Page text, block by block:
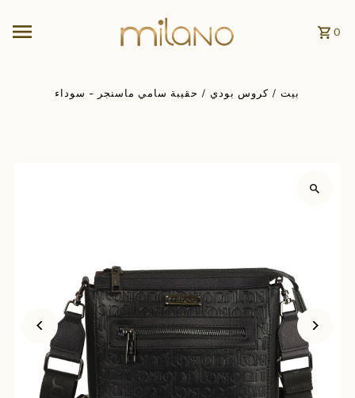
0
بيت / كروس بودي / حقيبة سامي ماسنجر - سوداء